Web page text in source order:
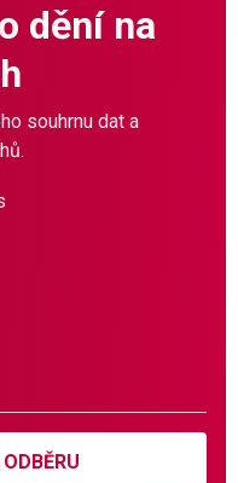
dění na
souhrnu dat a